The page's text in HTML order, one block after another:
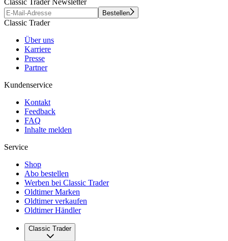
Classic Trader Newsletter
Bestellen
Classic Trader
Über uns
Karriere
Presse
Partner
Kundenservice
Kontakt
Feedback
FAQ
Inhalte melden
Service
Shop
Abo bestellen
Werben bei Classic Trader
Oldtimer Marken
Oldtimer verkaufen
Oldtimer Händler
Classic Trader